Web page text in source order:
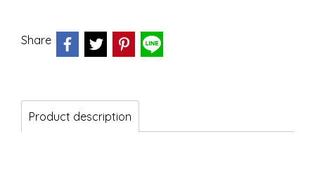
Share
Product description